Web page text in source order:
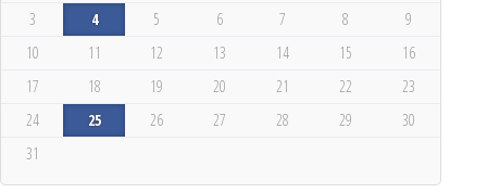
3
4 5 6 7 8
9
10
11 12 13 14 15
16
17
18 19 20 21 22
23
24
25 26 27 28 29
30
31